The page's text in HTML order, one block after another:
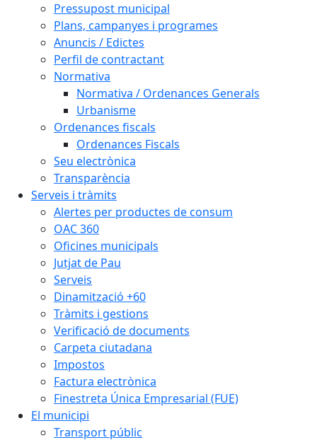
Pressupost municipal
Plans, campanyes i programes
Anuncis / Edictes
Perfil de contractant
Normativa
Normativa / Ordenances Generals
Urbanisme
Ordenances fiscals
Ordenances Fiscals
Seu electrònica
Transparència
Serveis i tràmits
Alertes per productes de consum
OAC 360
Oficines municipals
Jutjat de Pau
Serveis
Dinamització +60
Tràmits i gestions
Verificació de documents
Carpeta ciutadana
Impostos
Factura electrònica
Finestreta Única Empresarial (FUE)
El municipi
Transport públic